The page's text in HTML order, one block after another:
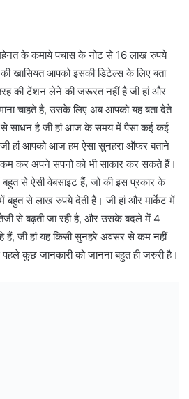
के कमाये पचास के नोट से 16 लाख रुपये
खासियत आपको इसकी डिटेल्स के लिए बता
की टेंशन लेने की जरूरत नहीं है जी हां और
चाहते है, उसके लिए अब आपको यह बता देते
साधन है जी हां आज के समय में पैसा कई कई
हां आपको आज हम ऐसा सुनहरा ऑफर बताने
कर अपने सपनो को भी साकार कर सकते हैं।
में बहुत से ऐसी वेबसाइट हैं, जो की इस प्रकार के
बहुत से लाख रुपये देती हैं। जी हां और मार्केट में
से बढ़ती जा रही है, और उसके बदले में 4
जी हां यह किसी सुनहरे अवसर से कम नहीं
कुछ जानकारी को जानना बहुत ही जरुरी है।